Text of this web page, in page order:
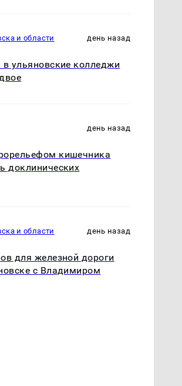
и области день назад
в ульяновские колледжи
день назад
кишечника
доклинических
и области день назад
для железной дороги
с Владимиром